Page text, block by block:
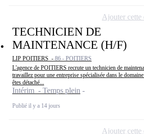
TECHNICIEN DE
MAINTENANCE (H/F)
LIP POITIERS - 86 - POITIERS
L'agence de POITIERS recrute un technicien de
travaillez pour une entreprise spécialisée dans le
êtes détaché...
Intérim - Temps plein
Publié il y a 14 jours
Ajouter cette
Ajouter cette